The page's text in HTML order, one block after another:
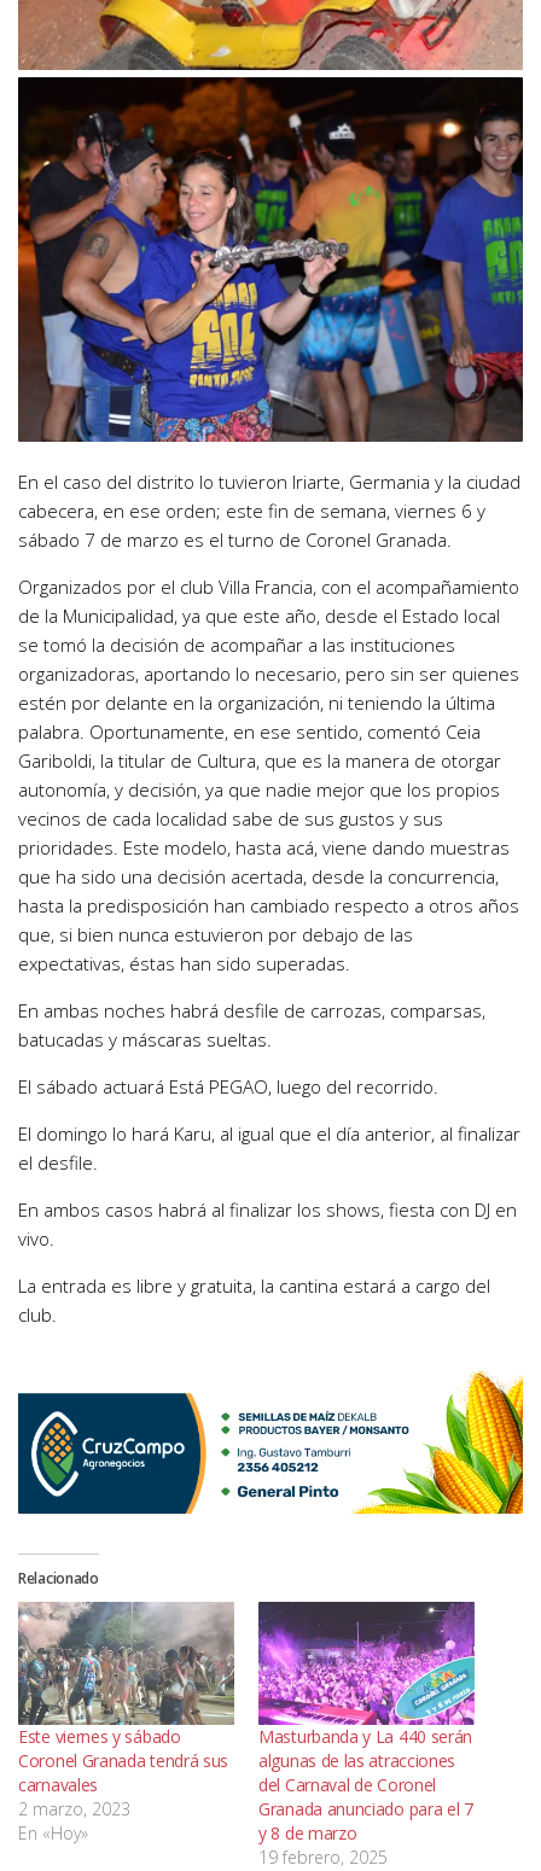
En el caso del distrito lo tuvieron Iriarte, Germania y la ciudad
cabecera, en ese orden; este fin de semana, viernes 6 y
sábado 7 de marzo es el turno de Coronel Granada.
Organizados por el club Villa Francia, con el acompañamiento
de la Municipalidad, ya que este año, desde el Estado local
se tomó la decisión de acompañar a las instituciones
organizadoras, aportando lo necesario, pero sin ser quienes
estén por delante en la organización, ni teniendo la última
palabra. Oportunamente, en ese sentido, comentó Ceia
Gariboldi, la titular de Cultura, que es la manera de otorgar
autonomía, y decisión, ya que nadie mejor que los propios
vecinos de cada localidad sabe de sus gustos y sus
prioridades. Este modelo, hasta acá, viene dando muestras
que ha sido una decisión acertada, desde la concurrencia,
hasta la predisposición han cambiado respecto a otros años
que, si bien nunca estuvieron por debajo de las
expectativas, éstas han sido superadas.
En ambas noches habrá desfile de carrozas, comparsas,
batucadas y máscaras sueltas.
El sábado actuará Está PEGAO, luego del recorrido.
El domingo lo hará Karu, al igual que el día anterior, al finalizar
el desfile.
En ambos casos habrá al finalizar los shows, fiesta con DJ en
vivo.
La entrada es libre y gratuita, la cantina estará a cargo del
club.
Relacionado
Este viernes y sábado
Coronel Granada tendrá sus
carnavales
2 marzo, 2023
En «Hoy»
Masturbanda y La 440 serán
algunas de las atracciones
del Carnaval de Coronel
Granada anunciado para el 7
y 8 de marzo
19 febrero, 2025